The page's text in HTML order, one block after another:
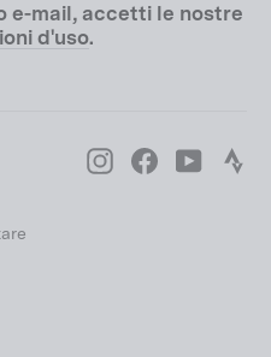
e-mail, accetti le nostre
d'uso.
InstagramFacebookYouTube